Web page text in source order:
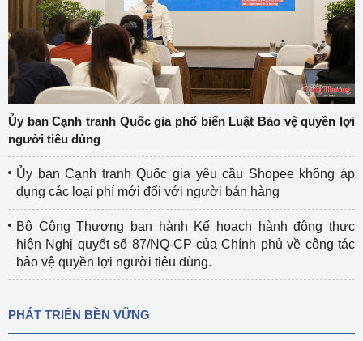
Ủy ban Cạnh tranh Quốc gia phổ biến Luật Bảo vệ quyền lợi
người tiêu dùng
Ủy ban Cạnh tranh Quốc gia yêu cầu Shopee không áp
dụng các loại phí mới đối với người bán hàng
Bộ Công Thương ban hành Kế hoạch hành động thực
hiện Nghị quyết số 87/NQ-CP của Chính phủ về công tác
bảo vệ quyền lợi người tiêu dùng.
PHÁT TRIỂN BỀN VỮNG